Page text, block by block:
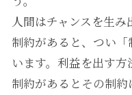
人間はチャンスを生み
制約があると、つい
います。利益を出す方
制約があるとその制